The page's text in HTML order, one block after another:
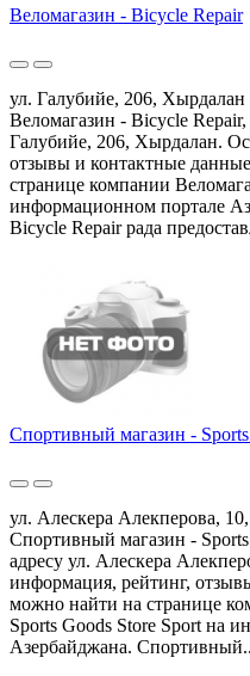
Веломагазин - Bicycle Repair
ул. Галубийе, 206, Хырдалан
Веломагазин - Bicycle Repair,
Галубийе, 206, Хырдалан.
отзывы и контактные
странице компании
информационном портале
Bicycle Repair рада
Спортивный магазин -
ул. Алескера Алекперова,
Спортивный магазин -
адресу ул. Алескера
информация, рейтинг,
можно найти на странице
Sports Goods Store Sport на
Азербайджана. Спортивный..